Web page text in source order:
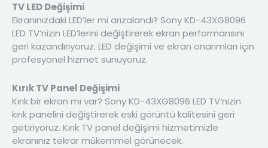
TV LED Değişimi
Ekranınızdaki LED’ler mi arızalandı? Sony KD-43XG8096
LED TV’nizin LED’lerini değiştirerek ekran performansını
geri kazandırıyoruz. LED değişimi ve ekran onarımları için
profesyonel hizmet sunuyoruz.
Kırık TV Panel Değişimi
Kırık bir ekran mı var? Sony KD-43XG8096 LED TV’nizin
kırık panelini değiştirerek eski görüntü kalitesini geri
getiriyoruz. Kırık TV panel değişimi hizmetimizle
ekranınız tekrar mükemmel görünecek.